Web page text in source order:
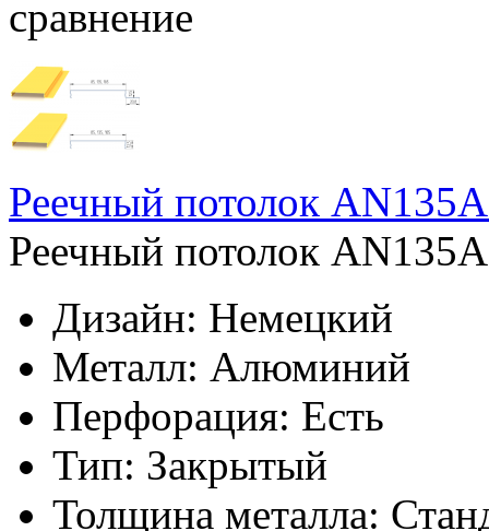
сравнение
Реечный потолок
Реечный потолок
Дизайн: Немецкий
Металл: Алюминий
Перфорация: Есть
Тип: Закрытый
Толщина металла: